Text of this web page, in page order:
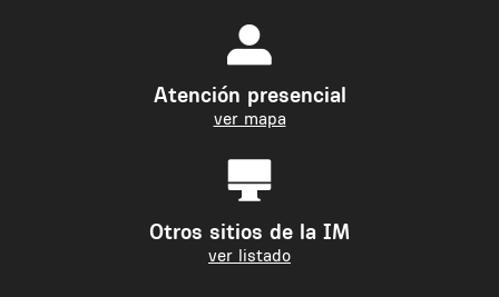
Atención presencial
ver mapa
Otros sitios de la IM
ver listado